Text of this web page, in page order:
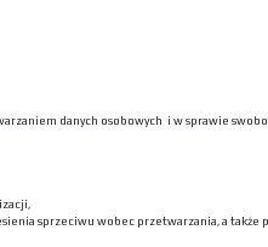
danych osobowych i w sprawie
sprzeciwu wobec przetwarzania, a także